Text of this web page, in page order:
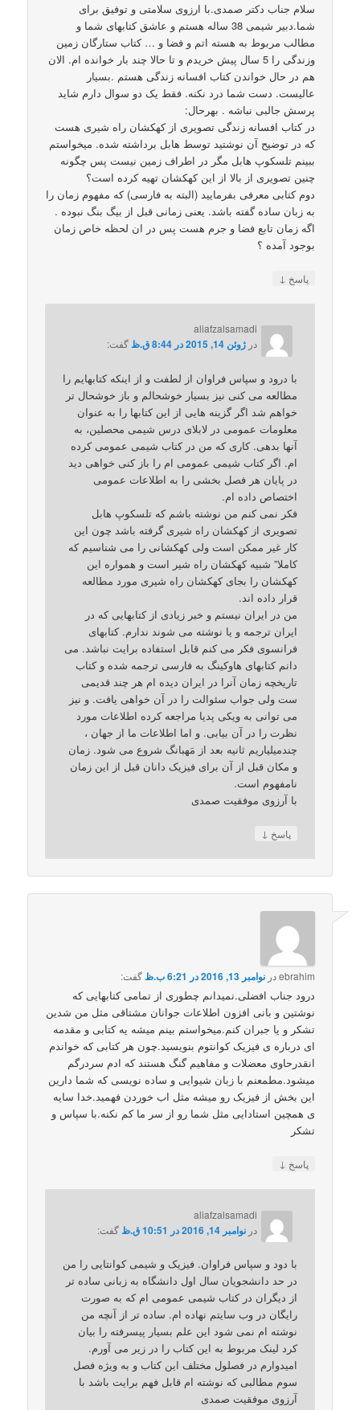
سلام جناب دکتر صمدی.با ارزوی سلامتی و توفیق برای
شما.دبیر شیمی 38 ساله هستم و عاشق کتابهای شما و
مطالب مربوط به هسته اتم و فضا و … کتاب ستارگان زمین
وزندگی را 5 سال پیش خریدم و تا حالا چند بار خوانده ام. الان
هم در حال خواندن کتاب افسانه زندگی هستم .بسیار
عالیست. دست شما درد نکنه. فقط یک دو سوال دارم شاید
پرسش جالبی نباشه . بهرحال:
در کتاب افسانه زندگی تصویری از کهکشان راه شیری هست
که در توضیح آن نوشتید توسط هابل برداشته شده. میخواستم
ببینم تلسکوپ هابل مگر در اطراف زمین نیست پس چگونه
چنین تصویری از بالا از این کهکشان تهیه کرده است؟
دوم کتابی معرفی بفرمایید (البته به فارسی) که مفهوم زمان را
به زبان ساده گفته باشد. یعنی زمانی قبل از بیگ بنگ نبوده .
اگه زمان تابع فضا و جرم هست پس در ان لحظه خاص زمان
بوجود آمده ؟
پاسخ ↓
aliafzalsamadi
درژوئن 14, 2015 در 8:44 ق.ظ گفت:
با درود و سپاس فراوان از لطفت و از اینکه کتابهایم را
مطالعه می کنی نیز بسیار خوشحالم و باز خوشحال تر
خواهم شد اگر گزینه هایی از این کتابها را به عنوان
معلومات عمومی در لابلای درس شیمی محصلین، به
آنها بدهی. کاری که من در کتاب شیمی عمومی کرده
ام. اگر کتاب شیمی عمومی ام را باز کنی خواهی دید
در پایان هر فصل بخشی را به اطلاعات عمومی
اختصاص داده ام.
فکر نمی کنم من نوشته باشم که تلسکوپ هابل
تصویری از کهکشان راه شیری گرفته باشد چون این
کار غیر ممکن است ولی کهکشانی را می شناسیم که
کاملا” شبیه کهکشان راه شیر است و همواره این
کهکشان را بجای کهکشان راه شیری مورد مطالعه
قرار داده اند.
من در ایران نیستم و خبر زیادی از کتابهایی که در
ایران ترجمه و یا نوشته می شوند ندارم. کتابهای
فرانسوی فکر می کنم قابل استفاده برایت نباشد. می
دانم کتابهای هاوکینگ به فارسی ترجمه شده و کتاب
تاریخچه زمان آنرا در ایران دیده ام هر چند قدیمی
ست ولی جواب سئوالت را در آن خواهی یافت. و نیز
می توانی به ویکی پدیا مراجعه کرده اطلاعات مورد
نظرت را در آن بیابی. و اما اطلاعات ما از جهان ،
چندمیلیاریم ثانیه بعد از مَهبانگ شروع می شود. زمان
و مکان قبل از آن برای فیزیک دانان قبل از این زمان
نامفهوم است.
با آرزوی موفقیت صمدی
پاسخ ↓
ebrahimدرنوامبر 13, 2016 در 6:21 ب.ظ گفت:
درود جناب افضلی.نمیدانم چطوری از تمامی کتابهایی که
نوشتین و بانی افزون اطلاعات جوانان مشتاقی مثل من شدین
تشکر و یا جبران کنم.میخواستم بینم میشه یه کتابی و مقدمه
ای درباره ی فیزیک کوانتوم بنویسید.چون هر کتابی که خواندم
انقدرحاوی معضلات و مفاهیم گنگ هستند که ادم سردرگم
میشود.مطمعنم با زبان شیوایی و ساده نویسی که شما دارین
این بخش از فیزیک رو میشه مثل اب خوردن فهمید.خدا سایه
ی همچین استادایی مثل شما رو از سر ما کم نکنه.با سپاس و
تشکر
پاسخ ↓
aliafzalsamadi
درنوامبر 14, 2016 در 10:51 ق.ظ گفت:
با دود و سپاس فراوان. فیزیک و شیمی کوانتایی را من
در حد دانشجویان سال اول دانشگاه به زبانی ساده تر
از دیگران در کتاب شیمی عمومی ام که به صورت
رایگان در وب سایتم نهاده ام. ساده تر از آنچه من
نوشته ام نمی شود این علم بسیار پیسرفته را بیان
کرد لینک مربوط به این کتاب را در زیر می آورم.
امیدوارم در فصلول مختلف این کتاب و به ویژه فصل
سوم مطالبی که نوشته ام قابل فهم برایت باشد با
آرزوی موفقیت صمدی